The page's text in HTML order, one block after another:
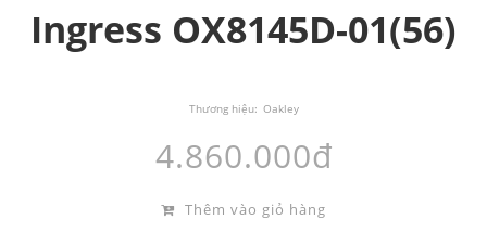
Ingress OX8145D-01(56)
Thương hiệu: Oakley
4.860.000đ
Thêm vào giỏ hàng